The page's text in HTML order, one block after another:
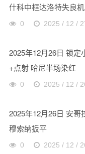
什科中框达洛特失良机
0 2025 / 12 /
2025年12月26日 锁
+点射 哈尼半场染红
0 2025 / 12 /
2025年12月26日 安
穆索纳扳平
0 2025 / 12 /